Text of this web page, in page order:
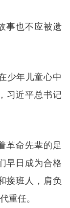
事也不应被遗
少年儿童心中
习近平总书记
革命先辈的足
早日成为合格
接班人，肩负
重任。